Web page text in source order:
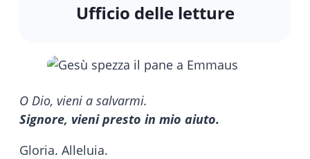
Ufficio delle letture
O Dio, vieni a salvarmi.
Signore, vieni presto in mio aiuto.
Gloria. Alleluia.